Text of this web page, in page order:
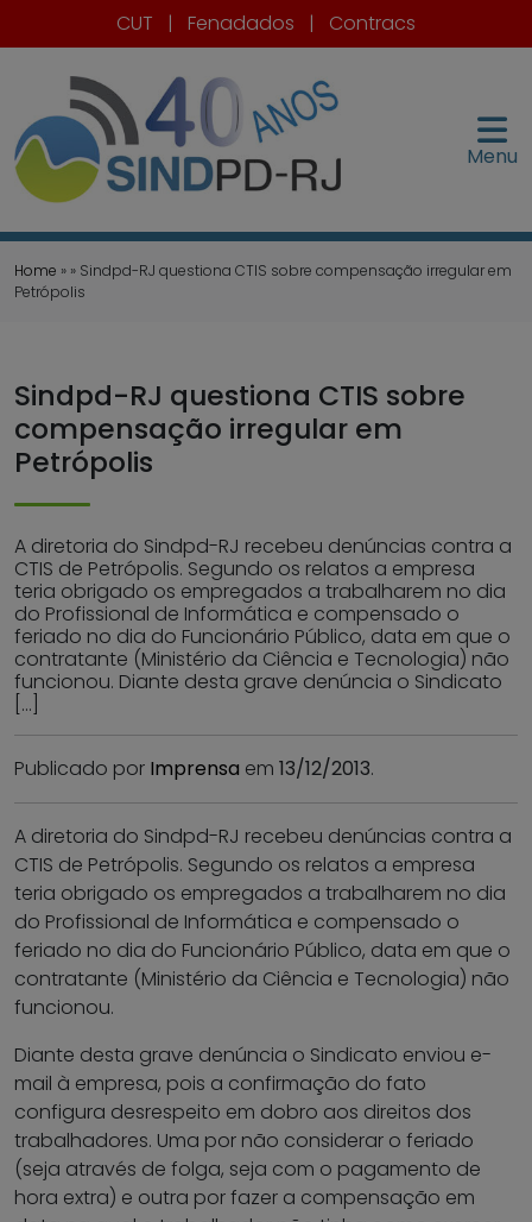
CUT | Fenadados | Contracs
Menu
Home » » Sindpd-RJ questiona CTIS sobre compensação irregular em
Petrópolis
Sindpd-RJ questiona CTIS sobre
compensação irregular em
Petrópolis
A diretoria do Sindpd-RJ recebeu denúncias contra a
CTIS de Petrópolis. Segundo os relatos a empresa
teria obrigado os empregados a trabalharem no dia
do Profissional de Informática e compensado o
feriado no dia do Funcionário Público, data em que o
contratante (Ministério da Ciência e Tecnologia) não
funcionou. Diante desta grave denúncia o Sindicato
[…]
Publicado por Imprensa em 13/12/2013.
A diretoria do Sindpd-RJ recebeu denúncias contra a
CTIS de Petrópolis. Segundo os relatos a empresa
teria obrigado os empregados a trabalharem no dia
do Profissional de Informática e compensado o
feriado no dia do Funcionário Público, data em que o
contratante (Ministério da Ciência e Tecnologia) não
funcionou.
Diante desta grave denúncia o Sindicato enviou e-
mail à empresa, pois a confirmação do fato
configura desrespeito em dobro aos direitos dos
trabalhadores. Uma por não considerar o feriado
(seja através de folga, seja com o pagamento de
hora extra) e outra por fazer a compensação em